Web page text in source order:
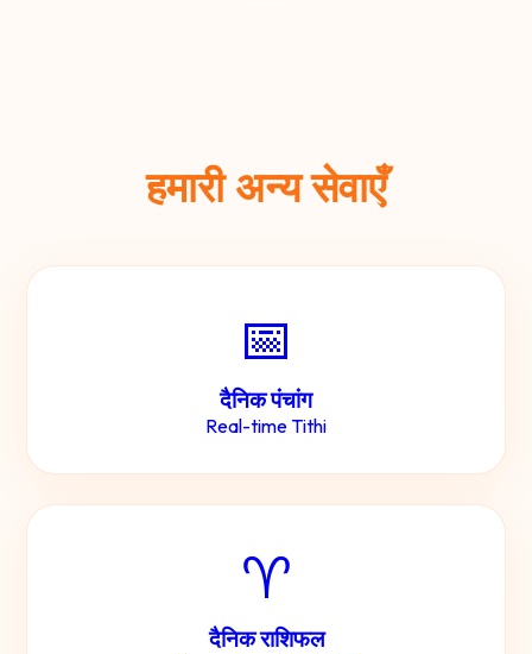
हमारी अन्य सेवाएँ
📅
दैनिक पंचांग
Real-time Tithi
♈
दैनिक राशिफल